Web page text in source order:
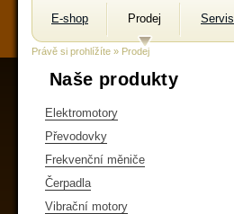
E-shop Prodej Servis
Právě si prohlížíte » Prodej
Naše produkty
Elektromotory
Převodovky
Frekvenční měniče
Čerpadla
Vibrační motory